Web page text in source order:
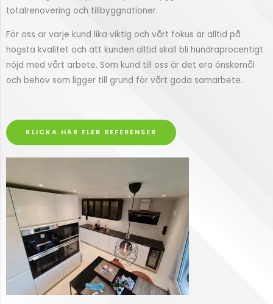
totalrenovering och tillbyggnationer.
För oss är varje kund lika viktig och vårt fokus är alltid på
högsta kvalitet och att kunden alltid skall bli hundraprocentigt
nöjd med vårt arbete. Som kund till oss är det era önskemål
och behov som ligger till grund för vårt goda samarbete.
KLICKA HÄR FLER REFERENSER